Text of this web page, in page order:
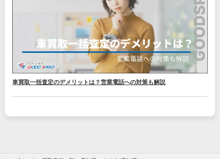
車買取一括査定のデメリットは？営業電話への対策も解説